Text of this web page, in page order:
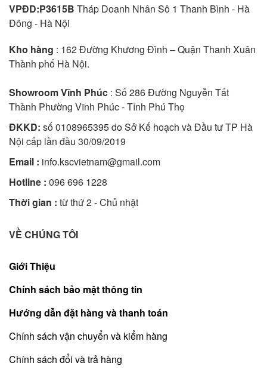
VPĐD:P3615B Tháp Doanh Nhân Sô 1 Thanh Bình - Hà
Đông - Hà Nội
Kho hàng : 162 Đường Khương Đình – Quận Thanh Xuân
Thành phố Hà Nội.
Showroom Vĩnh Phúc : Số 286 Đường Nguyễn Tất
Thành Phường Vĩnh Phúc - Tỉnh Phú Thọ
ĐKKD: số 0108965395 do Sở Kế hoạch và Đầu tư TP Hà
Nội cấp lần đầu 30/09/2019
Email : info.kscvietnam@gmail.com
Hotline : 096 696 1228
Thời gian : từ thứ 2 - Chủ nhật
VỀ CHÚNG TÔI
Giới Thiệu
Chính sách bảo mật thông tin
Hướng dẫn đặt hàng và thanh toán
Chính sách vận chuyển và kiểm hàng
Chính sách đổi và trả hàng